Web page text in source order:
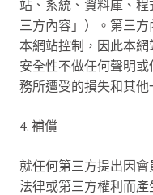
站、系統、資料庫、
三方內容」）。第三
本網站控制，因此本
安全性不做任何聲明
務所遭受的損失和其他
4. 補償
就任何第三方提出因
法律或第三方權利而